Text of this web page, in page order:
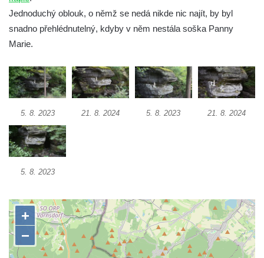
náměstí J. V. Kamarýta ve Velešíně
Kaple na hřbitově ve Velešíně
Márnice na hřbitově ve Velešíně
Kostel svatého Václava ve Velešíně
Poutní areál Římov
hrob
Křížová cesta Římov – XXIV. kaple – Pieta
Křížová cesta Římov – XXIII. kaple –
Jednoduchý oblouk, o němž se nedá nikde nic najít, by byl
snadno přehlédnutelný, kdyby v něm nestála soška Panny
Marie.
5. 8. 2023 21. 8. 2024 5. 8. 2023 21. 8. 2024
5. 8. 2023